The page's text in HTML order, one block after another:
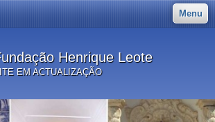
Menu
Henrique Leote
EM ACTUALIZAÇÃO